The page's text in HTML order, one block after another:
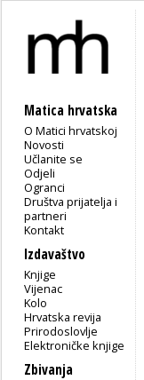
Matica hrvatska
O Matici hrvatskoj
Novosti
Učlanite se
Odjeli
Ogranci
Društva prijatelja i
partneri
Kontakt
Izdavaštvo
Knjige
Vijenac
Kolo
Hrvatska revija
Prirodoslovlje
Elektroničke knjige
Zbivanja